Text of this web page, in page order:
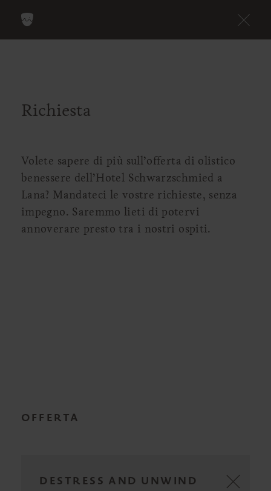
Richiesta
Volete sapere di più sull’offerta di olistico
benessere dell’Hotel Schwarzschmied a
Lana? Mandateci le vostre richieste, senza
impegno. Saremmo lieti di potervi
annoverare presto tra i nostri ospiti.
OFFERTA
DESTRESS AND UNWIND